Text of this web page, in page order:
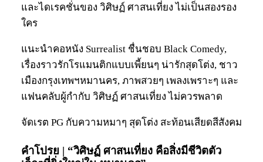
และไดเรคชั่นของ วิศิษฏ์ ศาสนเที่ยง ไม่เป็นสองรอง
ใคร
แนะนำคอหนัง Surrealist ชื่นชอบ Black Comedy,
เรื่องราวรักโรแมนติกแบบเพี้ยนๆ น่ารักสุดโต่ง, ชาว
เมืองกรุงเทพฯหมานคร, ภาพสวยๆ เพลงเพราะๆ และ
แฟนคลับผู้กำกับ วิศิษฏ์ ศาสนเที่ยง ไม่ควรพลาด
จัดเรต PG กับความหมาๆ สุดโต่ง สะท้อนเสียดสีสังคม
คำโปรย | “วิศิษฏ์ ศาสนเที่ยง คือสิ่งมีชีวิตตัว